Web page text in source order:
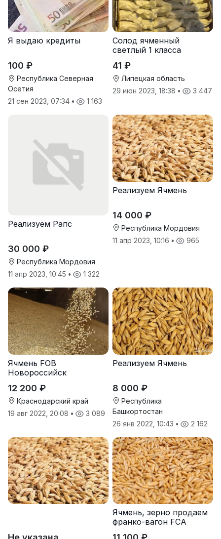
Я выдаю кредиты
100 ₽
Республика Северная
Осетия
21 сен 2023, 07:34 • 1 163
Солод ячменный
светлый 1 класса
41 ₽
Липецкая область
29 июн 2023, 18:38 • 3 447
Реализуем Рапс
30 000 ₽
Республика Мордовия
11 апр 2023, 10:45 • 1 322
Реализуем Ячмень
14 000 ₽
Республика Мордовия
11 апр 2023, 10:16 • 965
Ячмень FOB
Новороссийск
12 200 ₽
Краснодарский край
19 авг 2022, 20:08 • 3 089
Реализуем Ячмень
8 000 ₽
Республика
Башкортостан
26 янв 2022, 10:43 • 2 162
Ячмень, зерно продаем
франко-вагон FCA